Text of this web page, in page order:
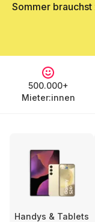
Sommer
500.000+
Mieter:innen
Handys & Tablets